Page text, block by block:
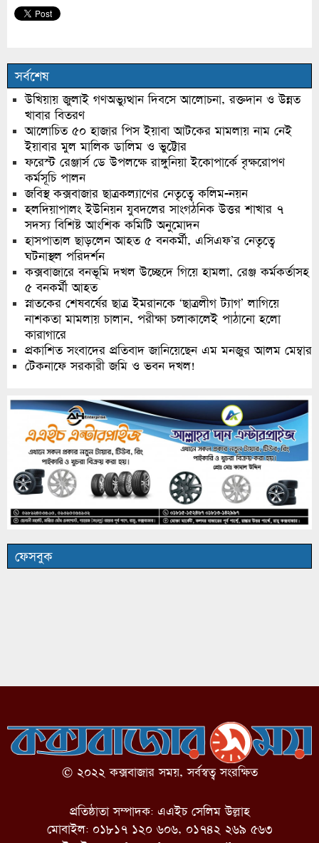
সর্বশেষ
উখিয়ায় জুলাই গণঅভ্যুত্থান দিবসে আলোচনা, রক্তদান ও উন্নত
খাবার বিতরণ
আলোচিত ৫০ হাজার পিস ইয়াবা আটকের মামলায় নাম নেই
ইয়াবার মুল মালিক ডালিম ও ভুট্টোর
ফরেস্ট রেঞ্জার্স ডে উপলক্ষে রাঙ্গুনিয়া ইকোপার্কে বৃক্ষরোপণ
কর্মসূচি পালন
জবিস্থ কক্সবাজার ছাত্রকল্যাণের নেতৃত্বে কলিম-নয়ন
হলদিয়াপালং ইউনিয়ন যুবদলের সাংগঠনিক উত্তর শাখার ৭
সদস্য বিশিষ্ট আংশিক কমিটি অনুমোদন
হাসপাতাল ছাড়লেন আহত ৫ বনকর্মী, এসিএফ’র নেতৃত্বে
ঘটনাস্থল পরিদর্শন
কক্সবাজারে বনভূমি দখল উচ্ছেদে গিয়ে হামলা, রেঞ্জ কর্মকর্তাসহ
৫ বনকর্মী আহত
স্নাতকের শেষবর্ষের ছাত্র ইমরানকে ‘ছাত্রলীগ ট্যাগ’ লাগিয়ে
নাশকতা মামলায় চালান, পরীক্ষা চলাকালেই পাঠানো হলো
কারাগারে
প্রকাশিত সংবাদের প্রতিবাদ জানিয়েছেন এম মনজুর আলম মেম্বার
টেকনাফে সরকারী জমি ও ভবন দখল!
ফেসবুক
© ২০২২ কক্সবাজার সময়, সর্বস্বত্ব সংরক্ষিত
প্রতিষ্ঠাতা সম্পাদক: এএইচ সেলিম উল্লাহ
মোবাইল: ০১৮১৭ ১২০ ৬০৬, ০১৭৪২ ২৬৯ ৫৬৩